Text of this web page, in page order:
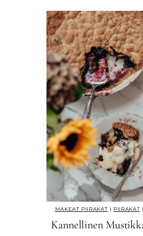
MAKEAT PIIRAKAT | PIIRAKAT
Kannellinen